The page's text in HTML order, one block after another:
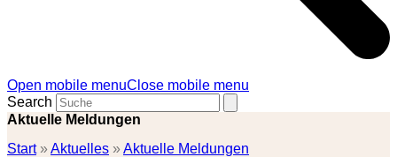
Open mobile menuClose mobile menu
Search
Aktuelle Meldungen
Start»Aktuelles »Aktuelle Meldungen